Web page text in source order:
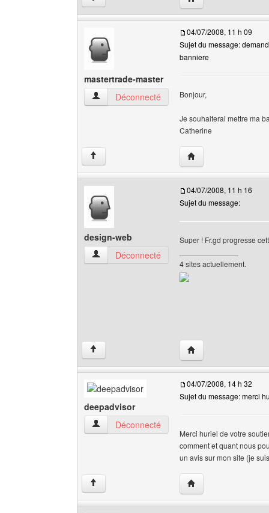
mastertrade-master
mastertrade-master Voir le profil de l'utilisateur
Déconnecté
04/07/2008, 11 h 09
Sujet du message:
banniere
Bonjour,
Je souhaiterai mettre ma
Catherine
↑ Visiter le site web
design-web
design-web Voir le profil de l'utilisateur
Déconnecté
04/07/2008, 11 h 16
Sujet du message:
Super ! Fr.gd progresse
4 sites actuellement.
↑ Visiter le site web
deepadvisor
deepadvisor Voir le profil de l'utilisateur
Déconnecté
04/07/2008, 14 h 32
Sujet du message: merci
Merci huriel de votre
comment et quant nous
un avis sur mon site (je
↑ Visiter le site web